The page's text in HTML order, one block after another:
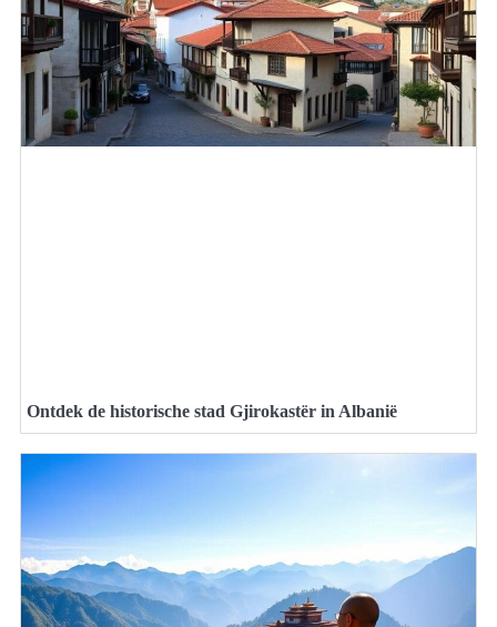
Ontdek de historische stad Gjirokastër in Albanië